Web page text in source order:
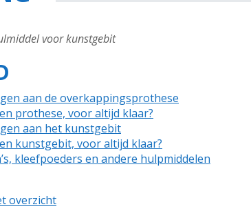
voor kunstgebit
aan de overkappingsprothese
prothese, voor altijd klaar?
aan het kunstgebit
kunstgebit, voor altijd klaar?
kleefpoeders en andere hulpmiddelen
overzicht